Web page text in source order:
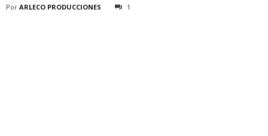
Por ARLECO PRODUCCIONES 1